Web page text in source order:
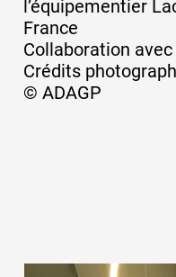
l’équipementier
France
Collaboration
Crédits
© ADAGP